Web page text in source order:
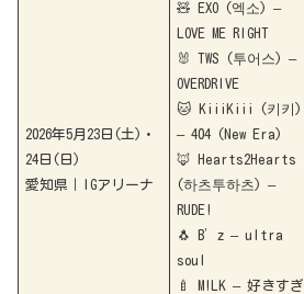
2026年5月23日(土)・
24日(日)
愛知県｜IGアリーナ
🧸 EXO (엑소) –
LOVE ME RIGHT
🐰 TWS (투어스) –
OVERDRIVE
🐱 KiiiKiii (키키)
– 404 (New Era)
🦊 Hearts2Hearts
(하츠투하츠) –
RUDE!
🐧 B’z – ultra
soul
🍼 M!LK – 好きすぎ